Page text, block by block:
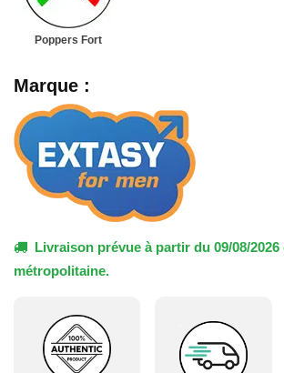
Poppers Fort
Marque :
Livraison prévue à partir du 09/08/2026
métropolitaine.